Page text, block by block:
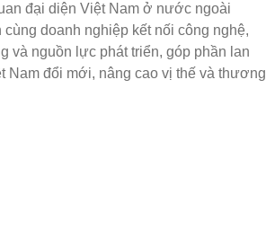
đại diện Việt Nam ở nước ngoài
cùng doanh nghiệp kết nối công nghệ,
và nguồn lực phát triển, góp phần lan
Nam đổi mới, nâng cao vị thế và thương